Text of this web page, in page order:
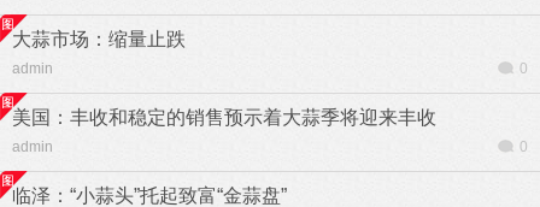
大蒜市场：缩量止跌
admin 0
美国：丰收和稳定的销售预示着大蒜季将迎来丰收
admin 0
临泽：“小蒜头”托起致富“金蒜盘”